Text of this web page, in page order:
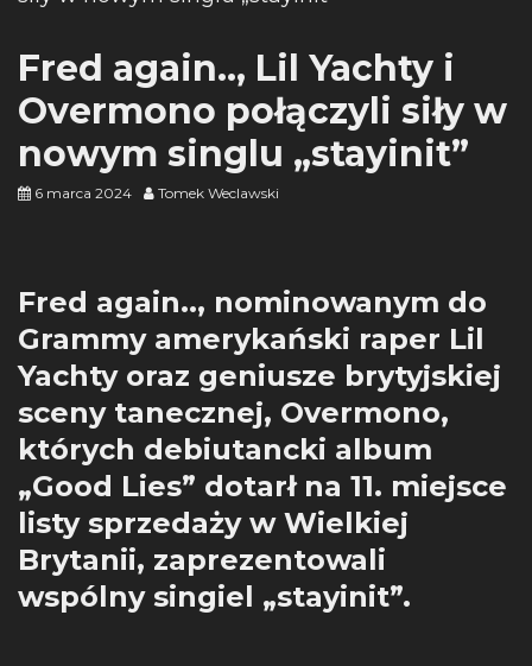
Fred again.., Lil Yachty i
Overmono połączyli siły w
nowym singlu „stayinit”
6 marca 2024 Tomek Weclawski
Fred again.., nominowanym do
Grammy amerykański raper Lil
Yachty oraz geniusze brytyjskiej
sceny tanecznej, Overmono,
których debiutancki album
„Good Lies” dotarł na 11. miejsce
listy sprzedaży w Wielkiej
Brytanii, zaprezentowali
wspólny singiel „stayinit”.